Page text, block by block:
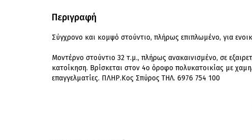
Περιγραφή
Σύγχρονο και κομψό στούντιο, πλήρως επιπλωμένο, για
Μοντέρνο στούντιο 32 τ.μ., πλήρως ανακαινισμένο, σε
κατοίκηση. Βρίσκεται στον 4ο όροφο πολυκατοικίας με
επαγγελματίες. ΠΛΗΡ.Κος Σπύρος ΤΗΛ. 6976 754 100